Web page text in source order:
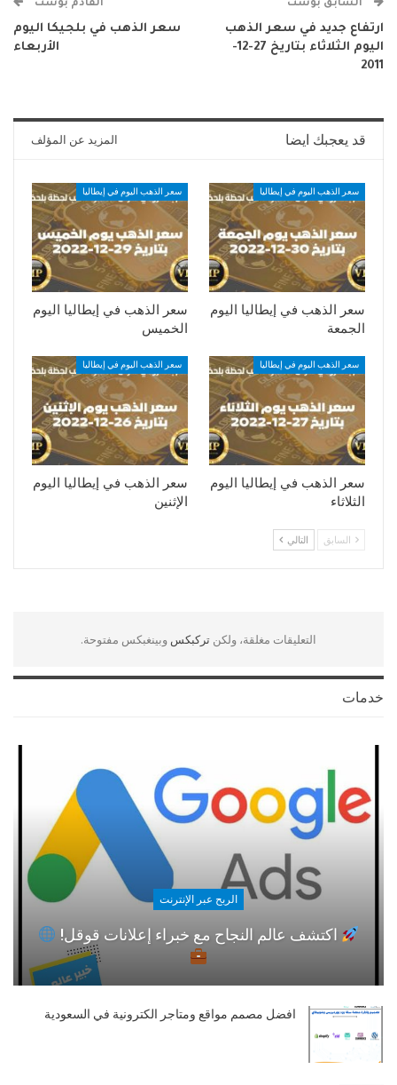
السابق بوست
ارتفاع جديد في سعر الذهب
اليوم الثلاثاء بتاريخ 27-12-
2011
القادم بوست
سعر الذهب في بلجيكا اليوم
الأربعاء
قد يعجبك ايضا المزيد عن المؤلف
سعر الذهب اليوم في إيطاليا
سعر الذهب في إيطاليا اليوم
الجمعة
سعر الذهب اليوم في إيطاليا
سعر الذهب في إيطاليا اليوم
الخميس
سعر الذهب اليوم في إيطاليا
سعر الذهب في إيطاليا اليوم
الثلاثاء
سعر الذهب اليوم في إيطاليا
سعر الذهب في إيطاليا اليوم
الإثنين
السابق التالي
التعليقات مغلقة، ولكن تركبكس وبينغبكس مفتوحة.
خدمات
الربح عبر الإنترنت
اكتشف عالم النجاح مع خبراء إعلانات قوقل!
افضل مصمم مواقع ومتاجر الكترونية في السعودية